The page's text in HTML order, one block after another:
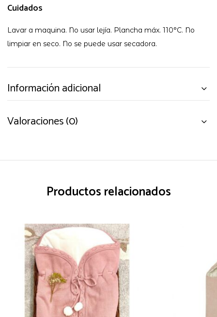
Cuidados
Lavar a maquina. No usar lejía. Plancha máx. 110°C. No
limpiar en seco. No se puede usar secadora.
Información adicional
Valoraciones (0)
Productos relacionados